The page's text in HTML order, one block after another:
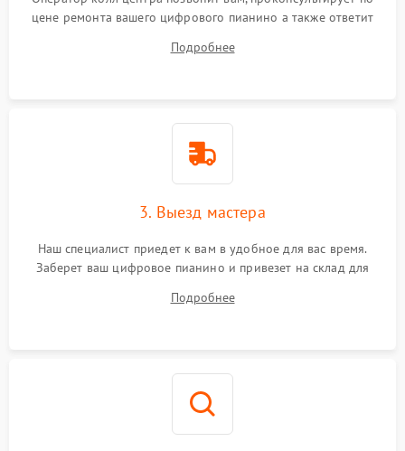
цене ремонта вашего цифрового пианино а также ответит
Подробнее
3. Выезд мастера
Наш специалист приедет к вам в удобное для вас время.
Заберет ваш цифровое пианино и привезет на склад для
Подробнее